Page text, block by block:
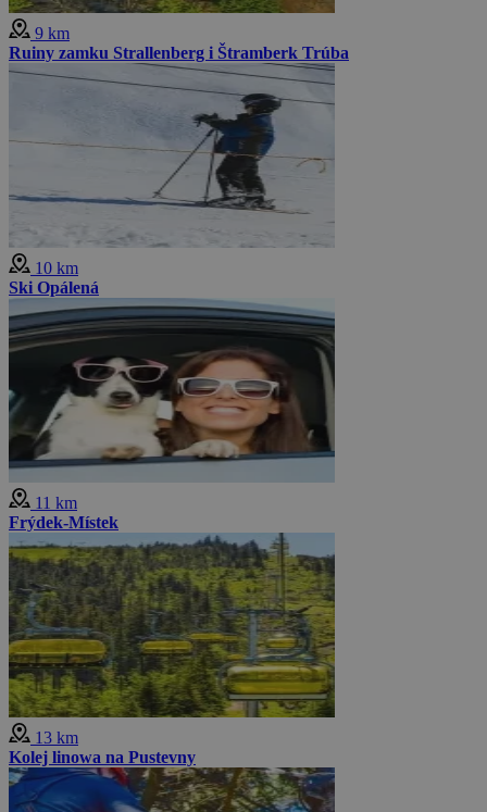
9 km
Ruiny zamku Strallenberg i Štramberk Trúba
10 km
Ski Opálená
11 km
Frýdek-Místek
13 km
Kolej linowa na Pustevny